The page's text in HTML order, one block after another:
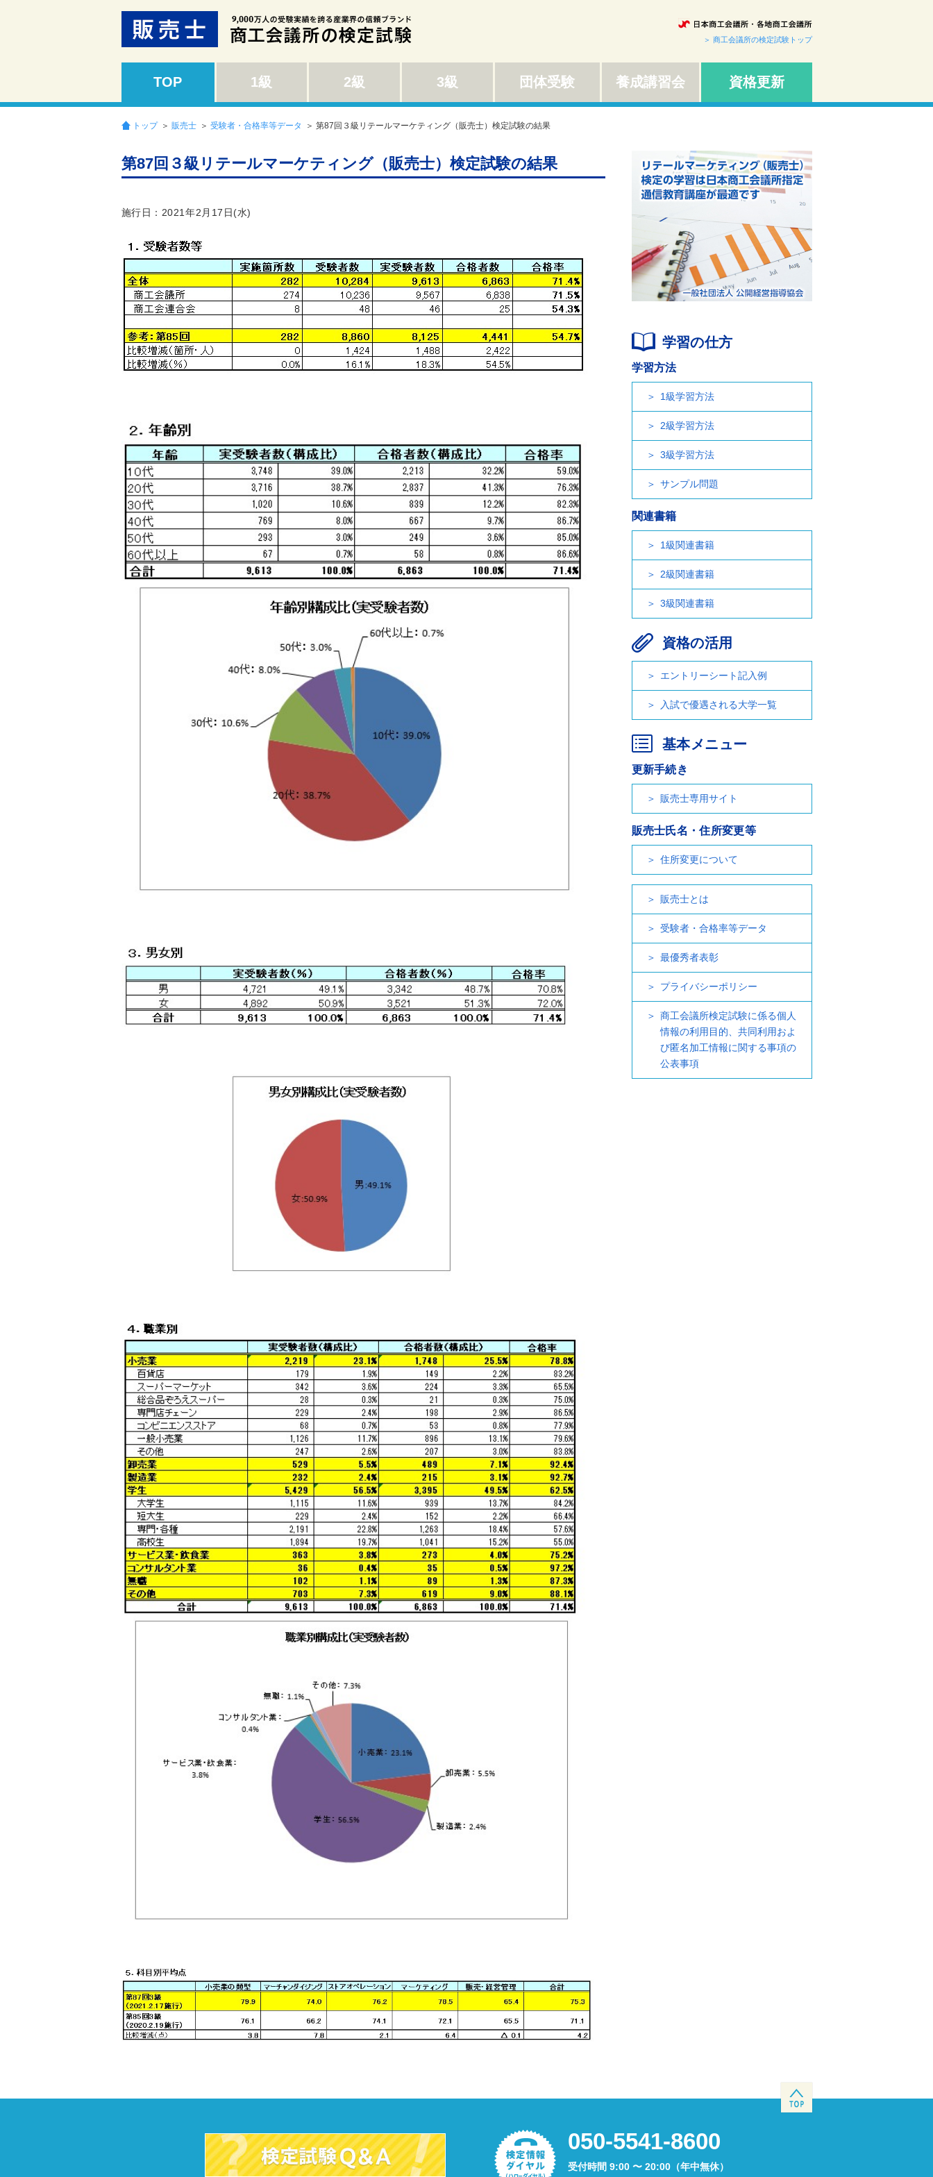
＞ 商工会議所の検定試験トップ
TOP 1級 2級 3級 団体受験 養成講習会 資格更新
トップ ＞ 販売士 ＞ 受験者・合格率等データ ＞ 第87回３級リテールマーケティング（販売士）検定試験の結果
第87回３級リテールマーケティング（販売士）検定試験の結果
施行日：2021年2月17日(水)
学習の仕方
学習方法
1級学習方法
2級学習方法
3級学習方法
サンプル問題
関連書籍
1級関連書籍
2級関連書籍
3級関連書籍
資格の活用
エントリーシート記入例
入試で優遇される大学一覧
基本メニュー
更新手続き
販売士専用サイト
販売士氏名・住所変更等
住所変更について
販売士とは
受験者・合格率等データ
最優秀者表彰
プライバシーポリシー
商工会議所検定試験に係る個人
情報の利用目的、共同利用およ
び匿名加工情報に関する事項の
公表事項
050-5541-8600
受付時間 9:00 〜 20:00（年中無休）